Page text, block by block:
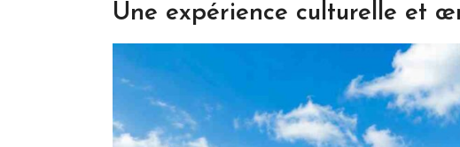
Une expérience culturelle et